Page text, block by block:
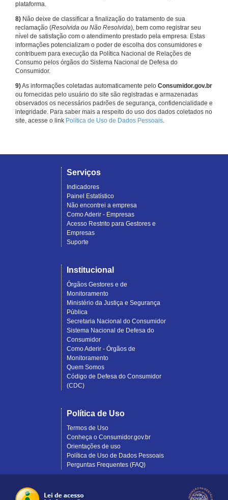
plataforma.
8) Não deixe de classificar a finalização do tratamento de sua
reclamação (Resolvida ou Não Resolvida), bem como registrar seu
nível de satisfação com o atendimento prestado pela empresa. Estas
informações potencializam o poder de escolha dos consumidores e
contribuem para execução da Política Nacional de Relações de
Consumo pelos órgãos do Sistema Nacional de Defesa do
Consumidor.
9)As informações coletadas automaticamente pelo Consumidor.gov.br
ou fornecidas pelo usuário do site são registradas e armazenadas
observados os necessários padrões de segurança, confidencialidade e
integridade. Para saber mais a respeito do uso dos dados coletados no
site, acesse o link Política de Uso de Dados Pessoais.
Serviços
Indicadores
Painel Estatístico
Não encontrei a empresa
Como Aderir - Empresas
Acesso Restrito para Gestores e
Empresas
Suporte
Institucional
Órgãos Gestores e de
Monitoramento
Ministério da Justiça e Segurança
Pública
Secretaria Nacional do Consumidor
Sistema Nacional de Defesa do
Consumidor
Como Aderir - Órgãos de
Monitoramento
Quem Somos
Código de Defesa do Consumidor
(CDC)
Política de Uso
Termos de Uso
Conheça o Consumidor.gov.br
Orientações de uso
Política de Uso de Dados Pessoais
Perguntas Frequentes (FAQ)